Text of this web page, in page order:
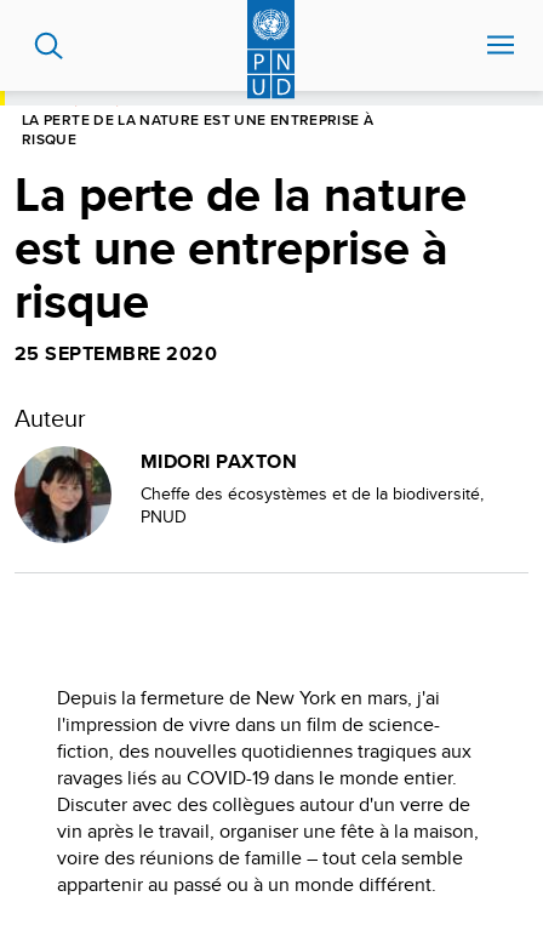
contenu
principal
LA PERTE DE LA NATURE EST UNE ENTREPRISE À
RISQUE
La perte de la nature
est une entreprise à
risque
25 SEPTEMBRE 2020
Auteur
MIDORI PAXTON
Cheffe des écosystèmes et de la biodiversité,
PNUD
Depuis la fermeture de New York en mars, j'ai
l'impression de vivre dans un film de science-
fiction, des nouvelles quotidiennes tragiques aux
ravages liés au COVID-19 dans le monde entier.
Discuter avec des collègues autour d'un verre de
vin après le travail, organiser une fête à la maison,
voire des réunions de famille – tout cela semble
appartenir au passé ou à un monde différent.